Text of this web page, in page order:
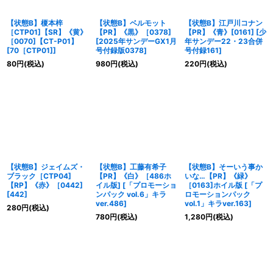
【状態B】榎本梓
［CTP01]【SR】《黄》
［0070]【CT-P01】
[70［CTP01]]
80円(税込)
【状態B】ベルモット
【PR】《黒》［0378]
[2025年サンデーGX1月
号付録版0378]
980円(税込)
【状態B】江戸川コナン
【PR】《青》[0161] [少
年サンデー22・23合併
号付録161]
220円(税込)
【状態B】ジェイムズ・
ブラック［CTP04]
【RP】《赤》［0442]
[442]
280円(税込)
【状態B】工藤有希子
【PR】《白》［486ホ
イル版] [「プロモーショ
ンパック vol.6」キラ
ver.486]
780円(税込)
【状態B】そーいう事か
いな…【PR】《緑》
［0163]ホイル版 [「プ
ロモーションパック
vol.1」キラver.163]
1,280円(税込)